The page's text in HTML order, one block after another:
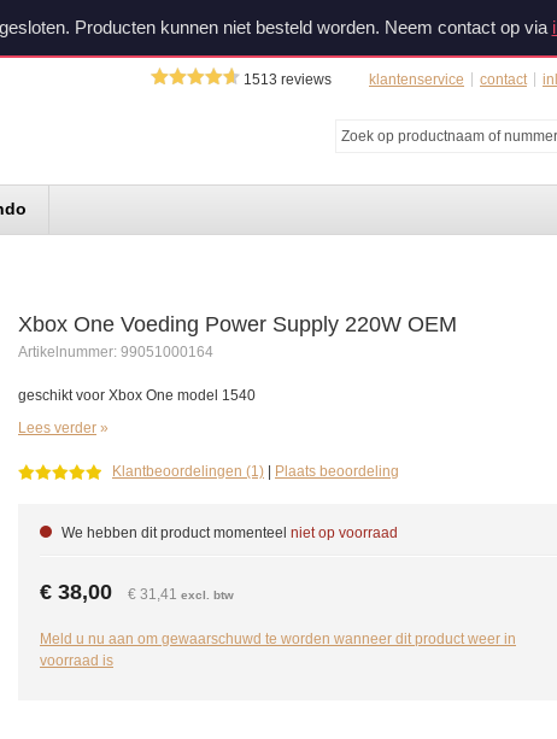
Producten kunnen niet besteld worden. Neem contact op via
klantenservice contact
1513 reviews
Xbox One Voeding Power Supply 220W OEM
Artikelnummer: 99051000164
geschikt voor Xbox One model 1540
Lees verder
Klantbeoordelingen (1) Plaats beoordeling
We hebben dit product momenteel niet op voorraad
€ 38,00 € 31,41 excl. btw
Meld u nu aan om gewaarschuwd te worden wanneer dit product weer in
voorraad is